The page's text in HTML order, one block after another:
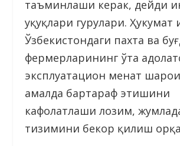
таъминлаши керак, дейди
ҳуқуқлари гуруҳлари. Ҳукумат
Ўзбекистондаги пахта ва
фермерларининг ўта
эксплуатацион меҳнат
амалда бартараф этишини
кафолатлаши лозим,
тизимини бекор қилиш